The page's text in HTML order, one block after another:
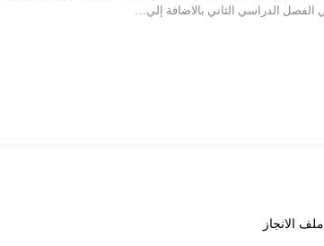
ملف الانجاز